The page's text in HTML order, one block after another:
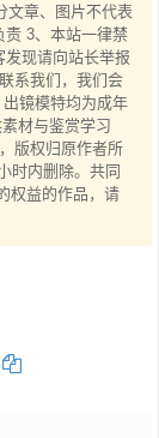
文章、图片不代表
责 3、本站一律禁
发现请向站长举报
系我们，我们会
镜模特均为成年
材与鉴赏学习
版权归原作者所
时内删除。共同
权益的作品，请